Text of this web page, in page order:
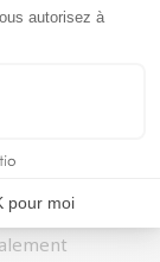
le
La vitamine
La
le